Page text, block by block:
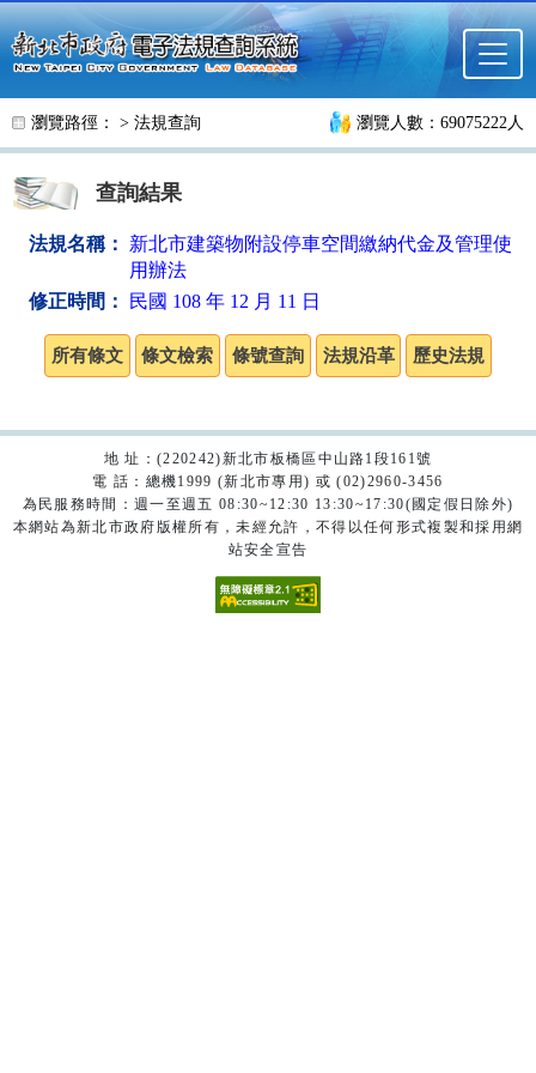
跳至主要內容
瀏覽路徑： > 法規查詢 瀏覽人數：69075222人
查詢結果
法規名稱：
新北市建築物附設停車空間繳納代金及管理使
用辦法
修正時間：
民國 108 年 12 月 11 日
地 址：(220242)新北市板橋區中山路1段161號
電 話：總機1999 (新北市專用) 或 (02)2960-3456
為民服務時間：週一至週五 08:30~12:30 13:30~17:30(國定假日除外)
本網站為新北市政府版權所有，未經允許，不得以任何形式複製和採用網
站安全宣告